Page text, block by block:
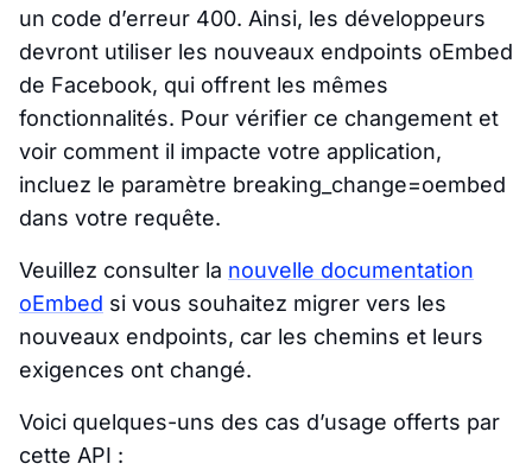
un code d’erreur 400. Ainsi, les développeurs
devront utiliser les nouveaux endpoints oEmbed
de Facebook, qui offrent les mêmes
fonctionnalités. Pour vérifier ce changement et
voir comment il impacte votre application,
incluez le paramètre breaking_change=oembed
dans votre requête.
Veuillez consulter la nouvelle documentation
oEmbed si vous souhaitez migrer vers les
nouveaux endpoints, car les chemins et leurs
exigences ont changé.
Voici quelques-uns des cas d’usage offerts par
cette API :